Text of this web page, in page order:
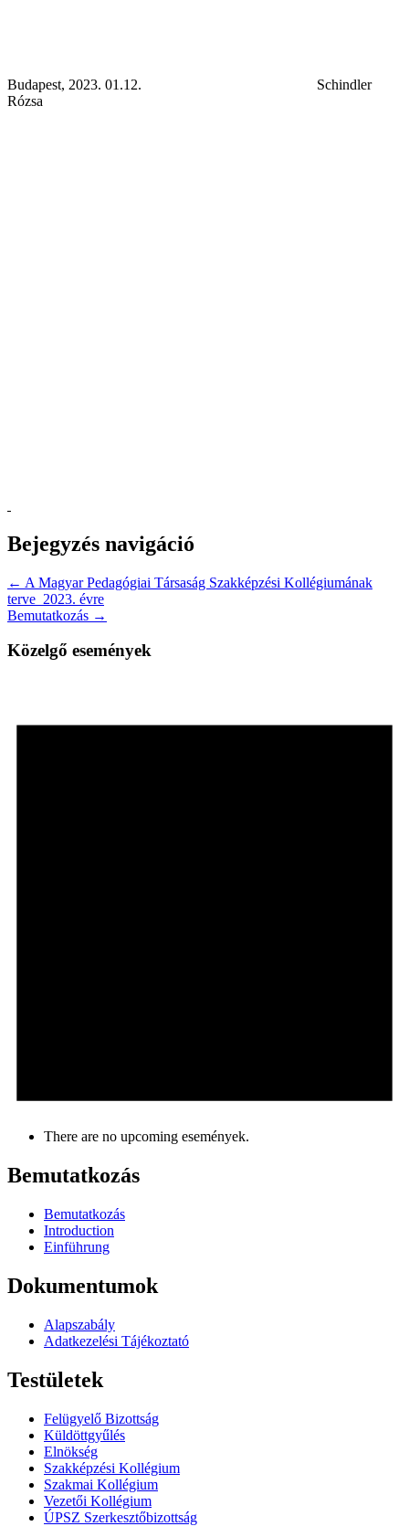
Budapest, 2023. 01.12. Schindler
Rózsa
Bejegyzés navigáció
← A Magyar Pedagógiai Társaság Szakképzési Kollégiumának
terve 2023. évre
Bemutatkozás →
Közelgő események
There are no upcoming események.
Bemutatkozás
Bemutatkozás
Introduction
Einführung
Dokumentumok
Alapszabály
Adatkezelési Tájékoztató
Testületek
Felügyelő Bizottság
Küldöttgyűlés
Elnökség
Szakképzési Kollégium
Szakmai Kollégium
Vezetői Kollégium
ÚPSZ Szerkesztőbizottság